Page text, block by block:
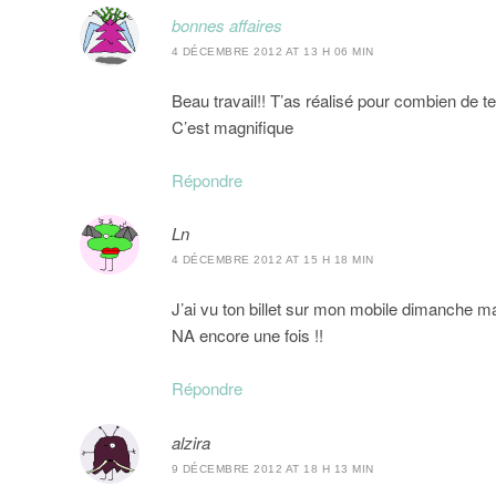
bonnes affaires
4 DÉCEMBRE 2012 AT 13 H 06 MIN
Beau travail!! T’as réalisé pour combien de
C’est magnifique
Répondre
Ln
4 DÉCEMBRE 2012 AT 15 H 18 MIN
J’ai vu ton billet sur mon mobile dimanche
NA encore une fois !!
Répondre
alzira
9 DÉCEMBRE 2012 AT 18 H 13 MIN